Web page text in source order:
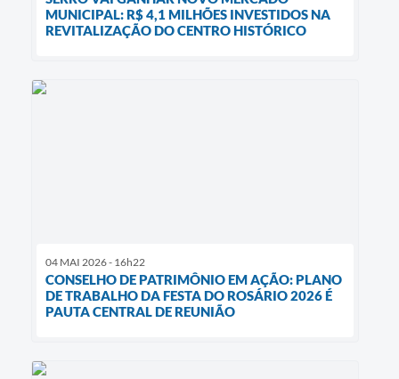
MUNICIPAL: R$ 4,1 MILHÕES INVESTIDOS NA
REVITALIZAÇÃO DO CENTRO HISTÓRICO
04 MAI 2026 - 16h22
CONSELHO DE PATRIMÔNIO EM AÇÃO: PLANO
DE TRABALHO DA FESTA DO ROSÁRIO 2026 É
PAUTA CENTRAL DE REUNIÃO